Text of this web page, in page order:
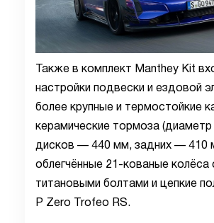
Также в комплект Manthey Kit
настройки подвески и ездовой
более крупные и термостойкие
керамические тормоза (диаметр
дисков — 440 мм, задних — 410
облегчённые 21-кованые колёса
титановыми болтами и цепкие
P Zero Trofeo RS.